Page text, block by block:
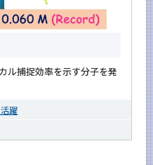
ル捕捉効率を示す分子を発
躍